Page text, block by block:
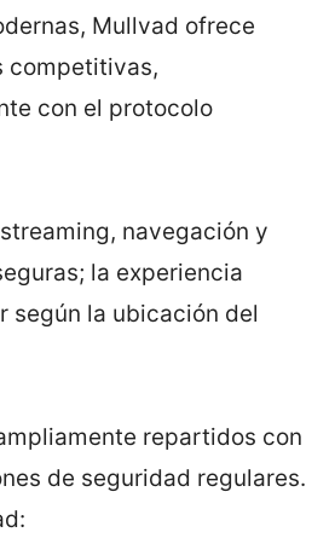
Mullvad ofrece
competitivas,
con el protocolo
navegación y
la experiencia
según la ubicación del
repartidos con
de seguridad regulares.